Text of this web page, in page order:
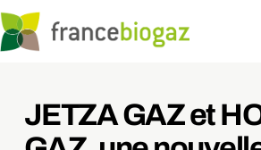
to
content
JETZA GAZ et